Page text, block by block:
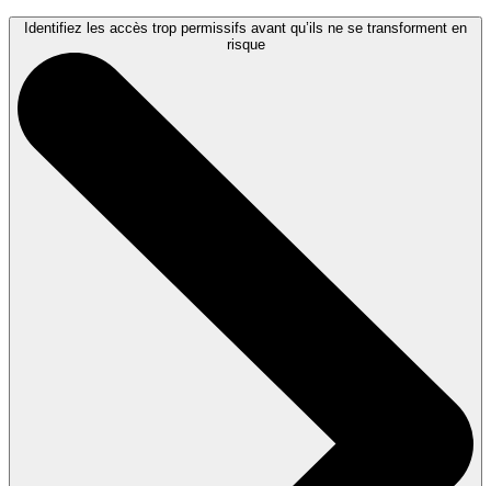
Identifiez les accès trop permissifs avant qu’ils ne se transforment en
risque